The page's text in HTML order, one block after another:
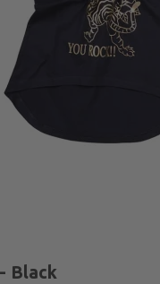
Black